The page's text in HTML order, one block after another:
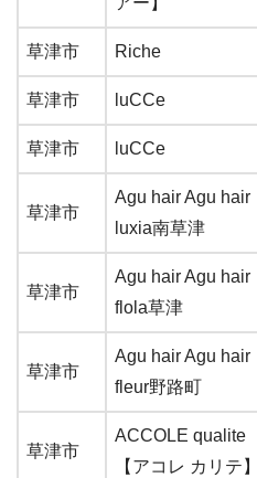
草津市 Riche
草津市 luCCe
草津市 luCCe
草津市
Agu hair Agu hair
luxia南草津
草津市
Agu hair Agu hair
flola草津
草津市
Agu hair Agu hair
fleur野路町
草津市
ACCOLE qualite
【アコレ カリテ】